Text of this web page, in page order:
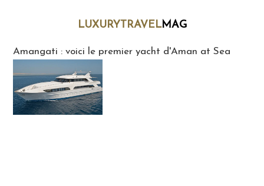
LUXURYTRAVELMAG
Amangati : voici le premier yacht d'Aman at Sea